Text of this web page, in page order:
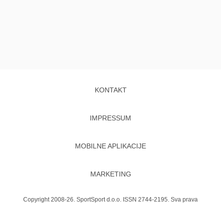
KONTAKT
IMPRESSUM
MOBILNE APLIKACIJE
MARKETING
Copyright 2008-26. SportSport d.o.o. ISSN 2744-2195. Sva prava